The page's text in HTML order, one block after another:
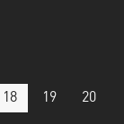
18 19 20